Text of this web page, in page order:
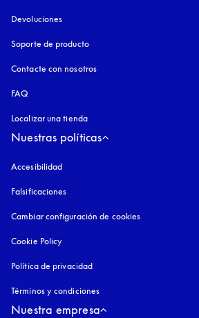
Devoluciones
Soporte de producto
Contacte con nosotros
FAQ
Localizar una tienda
Nuestras políticas
Accesibilidad
Falsificaciones
Cambiar configuración de cookies
Cookie Policy
Política de privacidad
Términos y condiciones
Nuestra empresa